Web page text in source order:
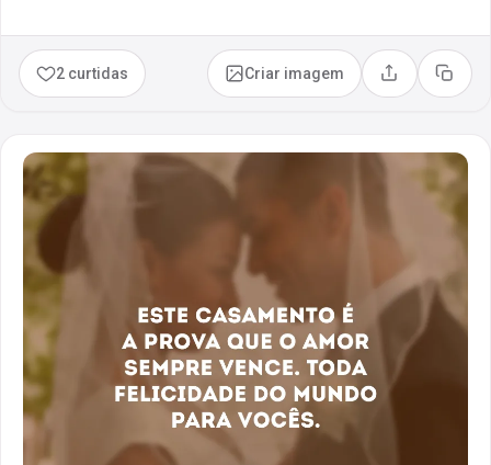
2 curtidas Criar imagem Compartilhar
Copiar